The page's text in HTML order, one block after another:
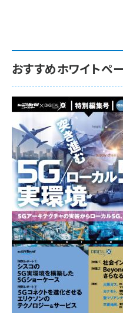
おすすめホワイトペ
環境対策、建
次世代通信規
SmartGrid ニュ
Summer